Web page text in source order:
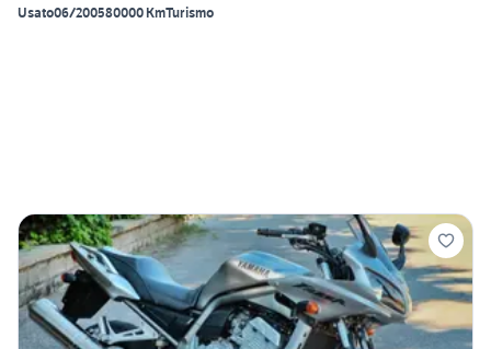
Usato06/200580000 KmTurismo